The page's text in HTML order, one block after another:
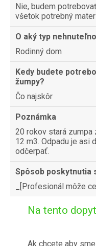
Nie, budem
všetok potrebný
O aký typ
Rodinný dom
Kedy budete
žumpy?
Čo najskôr
Poznámka
20 rokov stará zumpa
12 m3. Odpadu je asi
odčerpať.
Spôsob poskytnutia
_[Profesionál môže
Na tento
Ak chcete aby